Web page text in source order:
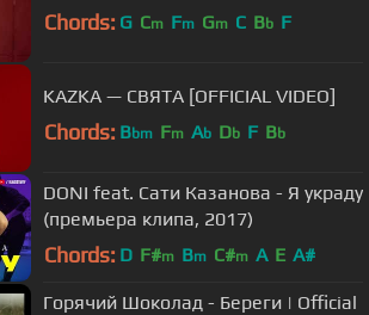
Chords: G Cm Fm Gm C Bb F
KAZKA — СВЯТА [OFFICIAL VIDEO]
Chords: Bbm Fm Ab Db F Bb
DONI feat. Сати Казанова - Я украду
(премьера клипа, 2017)
Chords: D F#m Bm C#m A E A#
Горячий Шоколад - Береги | Official